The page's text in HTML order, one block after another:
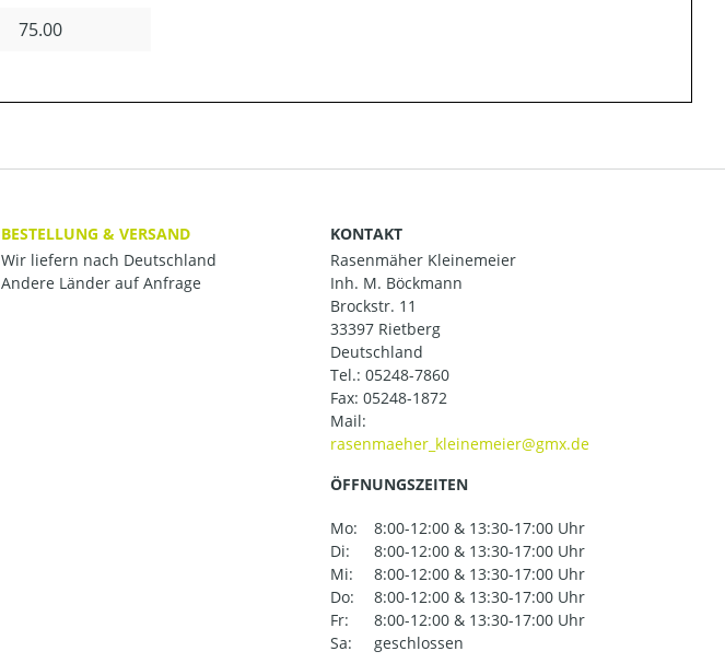
75.00
BESTELLUNG & VERSAND
Wir liefern nach Deutschland
Andere Länder auf Anfrage
KONTAKT
Rasenmäher Kleinemeier
Inh. M. Böckmann
Brockstr. 11
33397 Rietberg
Deutschland
Tel.: 05248-7860
Fax: 05248-1872
Mail:
ÖFFNUNGSZEITEN
Mo:
8:00-12:00 & 13:30-17:00 Uhr
Di:
8:00-12:00 & 13:30-17:00 Uhr
Mi:
8:00-12:00 & 13:30-17:00 Uhr
Do:
8:00-12:00 & 13:30-17:00 Uhr
Fr:
8:00-12:00 & 13:30-17:00 Uhr
Sa:
geschlossen